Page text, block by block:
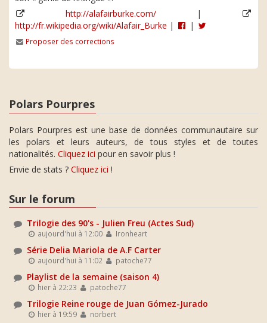
http://alafairburke.com/ |
http://fr.wikipedia.org/wiki/Alafair_Burke | |
Proposer des corrections
Polars Pourpres
Polars Pourpres est une base de données communautaire sur
les polars et leurs auteurs, de tous styles et de toutes
nationalités. Cliquez ici pour en savoir plus !
Envie de stats ? Cliquez ici !
Sur le forum
Trilogie des 90's - Julien Freu (Actes Sud)
aujourd'hui à 12:00 Ironheart
Série Delia Mariola de A.F Carter
aujourd'hui à 11:02 patoche77
Playlist de la semaine (saison 4)
hier à 22:23 patoche77
Trilogie Reine rouge de Juan Gómez-Jurado
hier à 19:59 norbert